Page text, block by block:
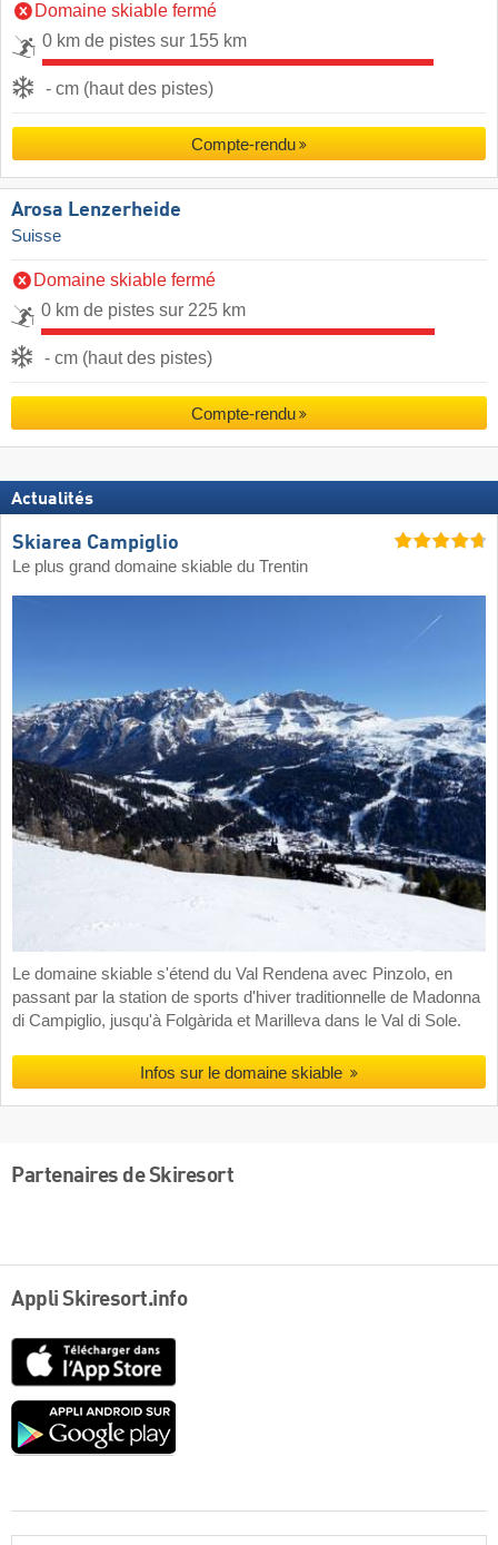
Domaine skiable fermé
0 km de pistes sur 155 km
- cm (haut des pistes)
Compte-rendu
Arosa Lenzerheide
Suisse
Domaine skiable fermé
0 km de pistes sur 225 km
- cm (haut des pistes)
Compte-rendu
Actualités
Skiarea Campiglio
Le plus grand domaine skiable du Trentin
Le domaine skiable s'étend du Val Rendena avec Pinzolo, en
passant par la station de sports d'hiver traditionnelle de Madonna
di Campiglio, jusqu'à Folgàrida et Marilleva dans le Val di Sole.
Infos sur le domaine skiable
Partenaires de Skiresort
Appli Skiresort.info
Google